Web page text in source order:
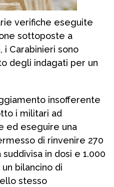
verifiche eseguite
sottoposte a
Carabinieri sono
degli indagati per un
insofferente
i militari ad
ed eseguire una
di rinvenire 270
suddivisa in dosi e 1.000
bilancino di
stesso